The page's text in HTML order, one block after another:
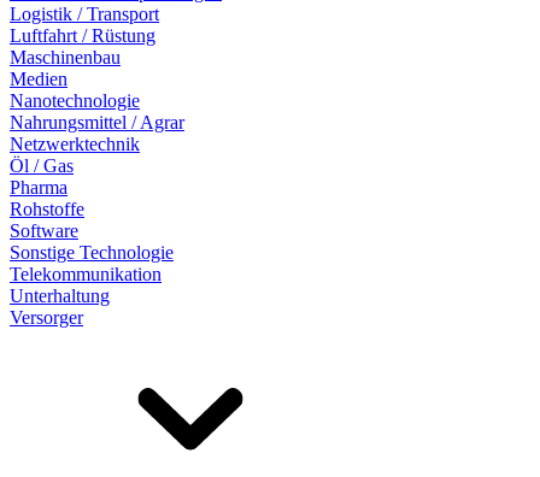
Logistik / Transport
Luftfahrt / Rüstung
Maschinenbau
Medien
Nanotechnologie
Nahrungsmittel / Agrar
Netzwerktechnik
Öl / Gas
Pharma
Rohstoffe
Software
Sonstige Technologie
Telekommunikation
Unterhaltung
Versorger